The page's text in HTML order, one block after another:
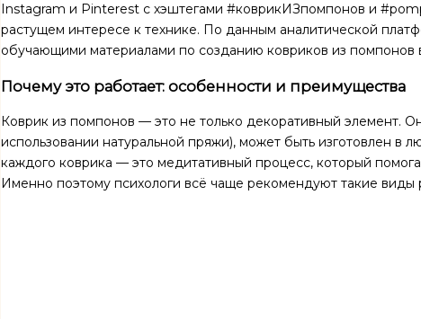
Instagram и Pinterest с хэштегами #коврикИЗпомпонов и
растущем интересе к технике. По данным аналитической
обучающими материалами по созданию ковриков из помпонов
Почему это работает: особенности и преимущества
Коврик из помпонов — это не только декоративный элемент.
использовании натуральной пряжи), может быть изготовлен в
каждого коврика — это медитативный процесс, который
Именно поэтому психологи всё чаще рекомендуют такие виды